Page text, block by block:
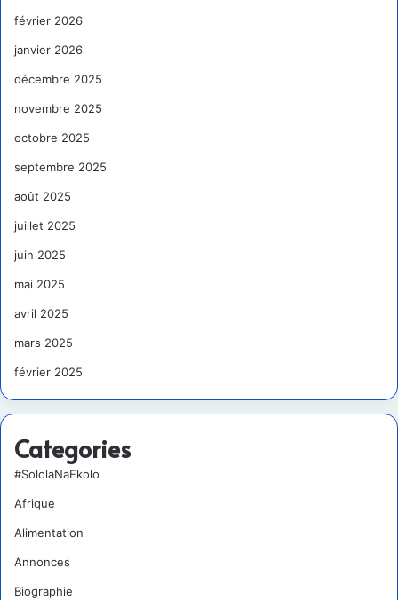
février 2026
janvier 2026
décembre 2025
novembre 2025
octobre 2025
septembre 2025
août 2025
juillet 2025
juin 2025
mai 2025
avril 2025
mars 2025
février 2025
Categories
#SololaNaEkolo
Afrique
Alimentation
Annonces
Biographie